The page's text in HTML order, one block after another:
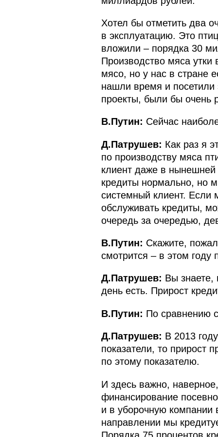
Хотел бы отметить два
в эксплуатацию. Это
вложили – порядка 30
Производство мяса утки
мясо, но у нас в стране
нашли время и посетили
проекты, были бы очень
В.Путин: Сейчас
Д.Патрушев: Как раз я
по производству мяса
клиент даже в нынешней
кредиты нормально, но
системный клиент. Если
обслуживать кредиты,
очередь за очередью,
В.Путин: Скажите,
смотрится – в этом
Д.Патрушев: Вы знаете,
день есть. Прирост
В.Путин: По сравнению
Д.Патрушев: В 2013
показатели, то прирост
по этому показателю.
И здесь важно,
финансирование
и в уборочную
направлении мы